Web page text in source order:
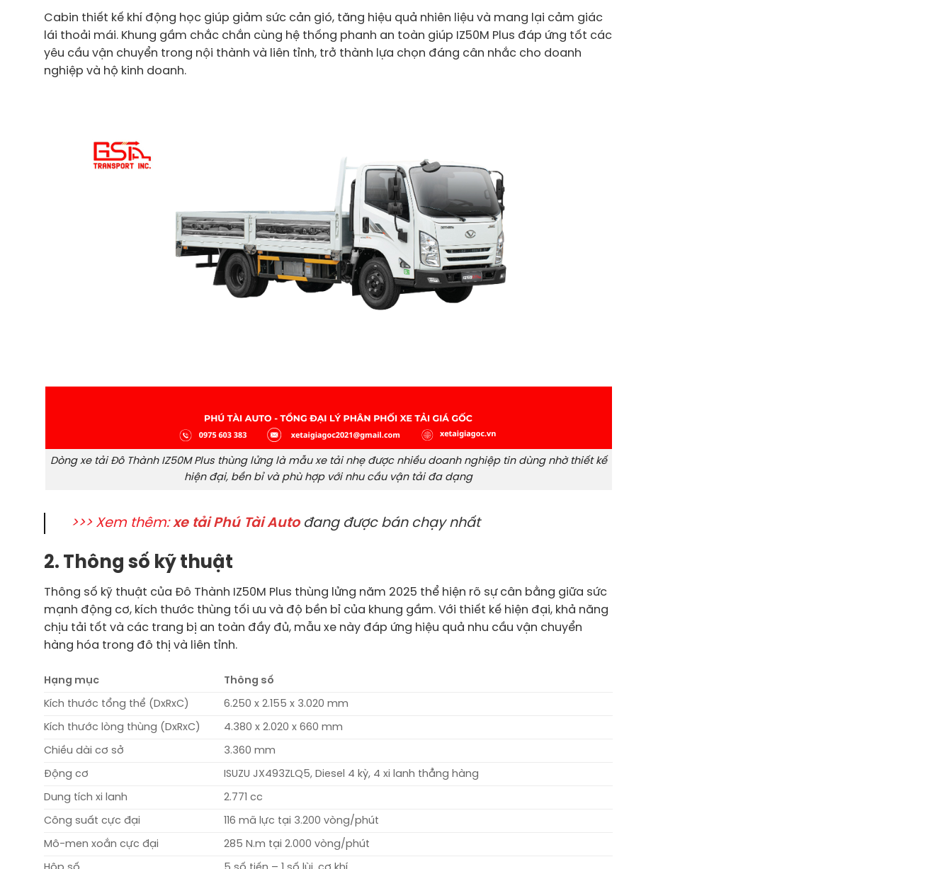
Cabin thiết kế khí động học giúp giảm sức cản gió, tăng hiệu quả nhiên liệu và mang lại cảm giác
lái thoải mái. Khung gầm chắc chắn cùng hệ thống phanh an toàn giúp IZ50M Plus đáp ứng tốt các
yêu cầu vận chuyển trong nội thành và liên tỉnh, trở thành lựa chọn đáng cân nhắc cho doanh
nghiệp và hộ kinh doanh.
Dòng xe tải Đô Thành IZ50M Plus thùng lửng là mẫu xe tải nhẹ được nhiều doanh nghiệp tin dùng nhờ thiết kế
hiện đại, bền bỉ và phù hợp với nhu cầu vận tải đa dạng
>>> Xem thêm: xe tải Phú Tài Autođang được bán chạy nhất
2. Thông số kỹ thuật
Thông số kỹ thuật của Đô Thành IZ50M Plus thùng lửng năm 2025 thể hiện rõ sự cân bằng giữa sức
mạnh động cơ, kích thước thùng tối ưu và độ bền bỉ của khung gầm. Với thiết kế hiện đại, khả năng
chịu tải tốt và các trang bị an toàn đầy đủ, mẫu xe này đáp ứng hiệu quả nhu cầu vận chuyển
hàng hóa trong đô thị và liên tỉnh.
Hạng mục Thông số
Kích thước tổng thể (DxRxC) 6.250 x 2.155 x 3.020 mm
Kích thước lòng thùng (DxRxC) 4.380 x 2.020 x 660 mm
Chiều dài cơ sở 3.360 mm
Động cơ ISUZU JX493ZLQ5, Diesel 4 kỳ, 4 xi lanh thẳng hàng
Dung tích xi lanh 2.771 cc
Công suất cực đại 116 mã lực tại 3.200 vòng/phút
Mô-men xoắn cực đại 285 N.m tại 2.000 vòng/phút